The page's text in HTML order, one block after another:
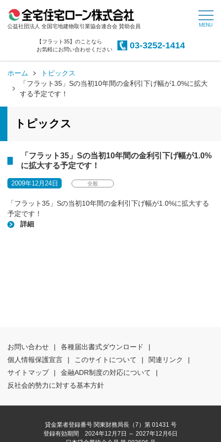
公益社団法人 全国宅地建物取引業協会連合会 賛助会員
【フラット35】のことなら
お気軽にお問い合わせください
03-3252-1414
ホーム
トピックス
「フラット35」Sの当初10年間の金利引下げ幅が1.0%に拡大
する予定です！
トピックス
「フラット35」Sの当初10年間の金利引下げ幅が1.0%
に拡大する予定です！
2009年12月24日 全般
「フラット35」Sの当初10年間の金利引下げ幅が1.0%に拡大する
予定です！
詳細
お問い合わせ | 各種届出書式ダウンロード
|
個人情報保護宣言
| このサイトについて | 関連リンク
|
サイトマップ
| 金融ADR制度の対応について
|
反社会的勢力に対する基本方針
貸金業者登録番号 関東財務局長（7）第 01431 号
登録有効期間 2024年12月7日 ～ 2027年12月6日